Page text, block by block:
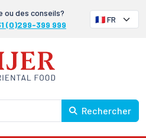
ou des conseils?
(0)299-399 999
Rechercher